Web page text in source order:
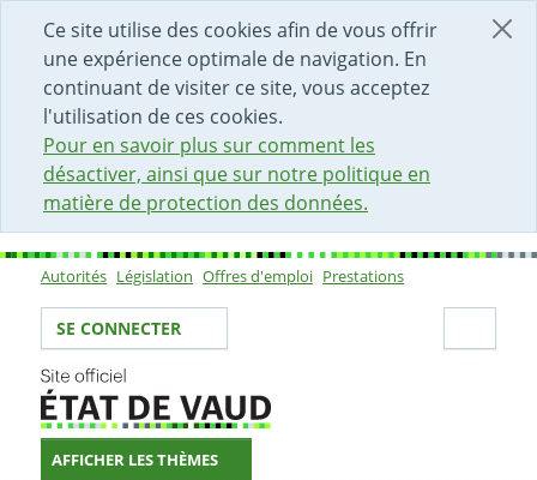
Ce site utilise des cookies afin de vous offrir
une expérience optimale de navigation. En
continuant de visiter ce site, vous acceptez
l'utilisation de ces cookies.
Pour en savoir plus sur comment les
désactiver, ainsi que sur notre politique en
matière de protection des données.
DÉBUT DU CONTENU DE LA PAGE
ACCÈS AU CHAMP DE RECHERCHE
PAGE D'ACCUEIL
FORMULAIRE DE CONTACT
Sous-navigation
Autorités Législation Offres d'emploi Prestations
Votre identité
SE CONNECTER
AFFICHER LES THÈMES